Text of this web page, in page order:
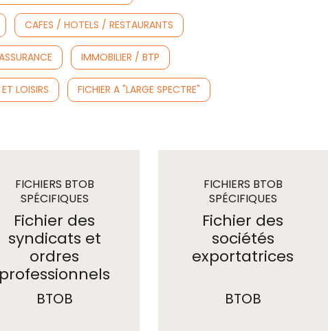
CAFES / HOTELS / RESTAURANTS
IMMOBILIER / BTP
LOISIRS FICHIER A "LARGE SPECTRE"
FICHIERS BTOB
SPÉCIFIQUES
Fichier des
syndicats et
ordres
professionnels
BTOB
FICHIERS BTOB
SPÉCIFIQUES
Fichier des
sociétés
exportatrices
BTOB